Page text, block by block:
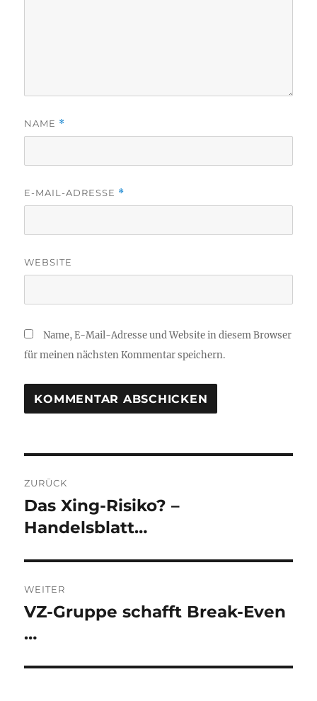
NAME *
E-MAIL-ADRESSE *
WEBSITE
Name, E-Mail-Adresse und Website in diesem Browser
für meinen nächsten Kommentar speichern.
ZURÜCK
Vorheriger
Beitrag:
Das Xing-Risiko? –
Handelsblatt…
WEITER
Nächster
VZ-Gruppe schafft Break-Even
…